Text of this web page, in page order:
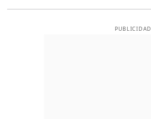
PUBLICIDAD